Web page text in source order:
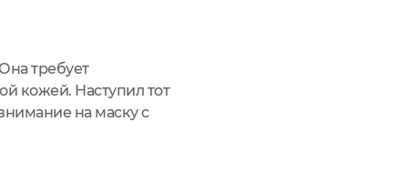
требует
кожей. Наступил тот
на маску с